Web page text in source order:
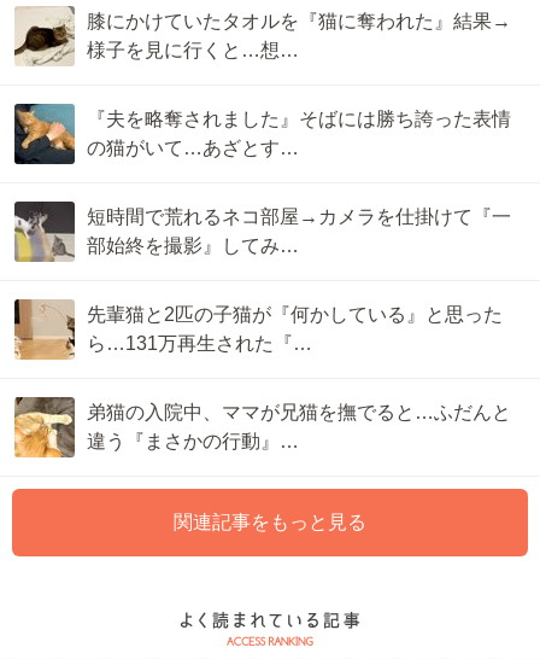
膝にかけていたタオルを『猫に奪われた』結果→
様子を見に行くと…想…
『夫を略奪されました』そばには勝ち誇った表情
の猫がいて…あざとす…
短時間で荒れるネコ部屋→カメラを仕掛けて『一
部始終を撮影』してみ…
先輩猫と2匹の子猫が『何かしている』と思った
ら…131万再生された『…
弟猫の入院中、ママが兄猫を撫でると…ふだんと
違う『まさかの行動』…
関連記事をもっと見る